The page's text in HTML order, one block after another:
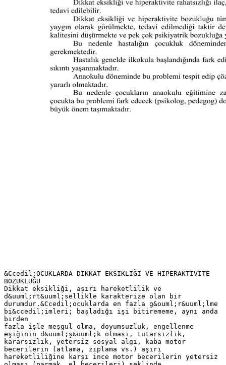
&Ccedil;OCUKLARDA DİKKAT EKSİKLİĞİ VE HİPERAKTİVİTE
BOZUKLUĞU
Dikkat eksikliği, aşırı hareketlilik ve
d&uuml;rt&uuml;sellikle karakterize olan bir
durumdur.&Ccedil;ocuklarda en fazla g&ouml;r&uuml;lme
bi&ccedil;imleri; başladığı işi bitirememe, aynı anda
birden
fazla işle meşgul olma, doyumsuzluk, engellenme
eşiğinin d&uuml;ş&uuml;k olması, tutarsızlık,
kararsızlık, yetersiz sosyal algı, kaba motor
becerilerin (atlama, zıplama vs.) aşırı
hareketliliğine karşı ince motor becerilerin yetersiz